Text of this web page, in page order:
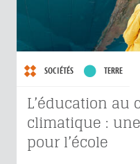
SOCIÉTÉS TERRE
L’éducation au
climatique :
pour l’école